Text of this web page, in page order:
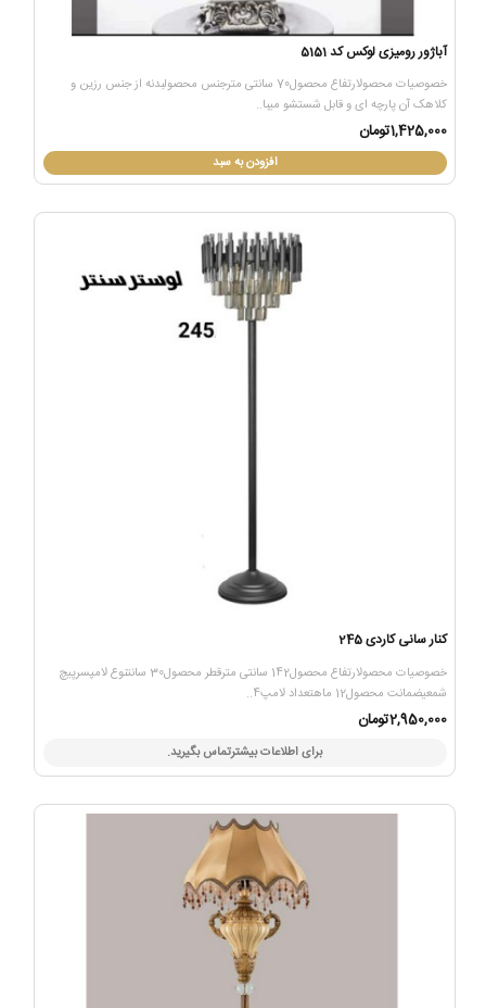
آباژور رومیزی لوکس کد 5151
خصوصیات محصولارتفاع محصول70 سانتی مترجنس محصولبدنه از جنس رزین و
کلاهک آن پارچه ای و قابل شستشو میبا..
1,425,000تومان
افزودن به سبد
کنار سانی کاردی 245
خصوصیات محصولارتفاع محصول142 سانتی مترقطر محصول30 سانتنوع لامپسرپیچ
شمعیضمانت محصول12 ماهتعداد لامپ4..
2,950,000تومان
برای اطلاعات بیشترتماس بگیرید.